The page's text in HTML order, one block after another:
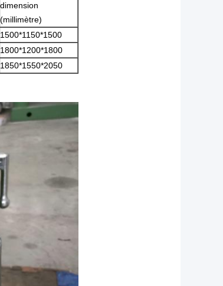
dimension
(millimètre)
1500*1150*1500
1800*1200*1800
1850*1550*2050